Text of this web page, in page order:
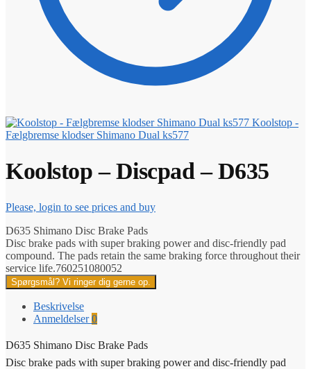
Koolstop -
Fælgbremse klodser Shimano Dual ks577
Koolstop – Discpad – D635
Please, login to see prices and buy
D635 Shimano Disc Brake Pads
Disc brake pads with super braking power and disc-friendly pad
compound. The pads retain the same braking force throughout their
service life.760251080052
Spørgsmål? Vi ringer dig gerne op.
Beskrivelse
Anmeldelser0
D635 Shimano Disc Brake Pads
Disc brake pads with super braking power and disc-friendly pad